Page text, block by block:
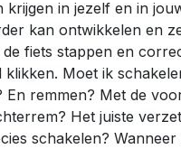
krijgen in jezelf en in
kan ontwikkelen en
fiets stappen en
klikken. Moet ik
En remmen? Met de
Het juiste
schakelen?